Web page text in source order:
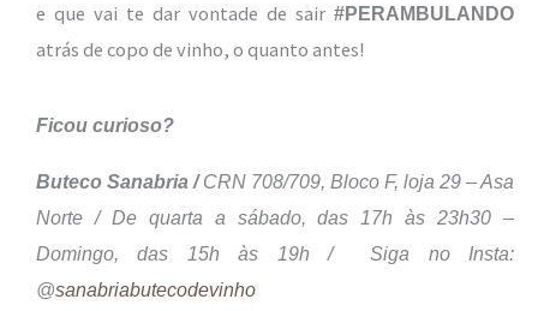
e que vai te dar vontade de sair #PERAMBULANDO
atrás de copo de vinho, o quanto antes!
Ficou curioso?
Buteco Sanabria /CRN 708/709, Bloco F, loja 29 – Asa
Norte / De quarta a sábado, das 17h às 23h30 –
Domingo, das 15h às 19h / Siga no Insta:
@sanabriabutecodevinho